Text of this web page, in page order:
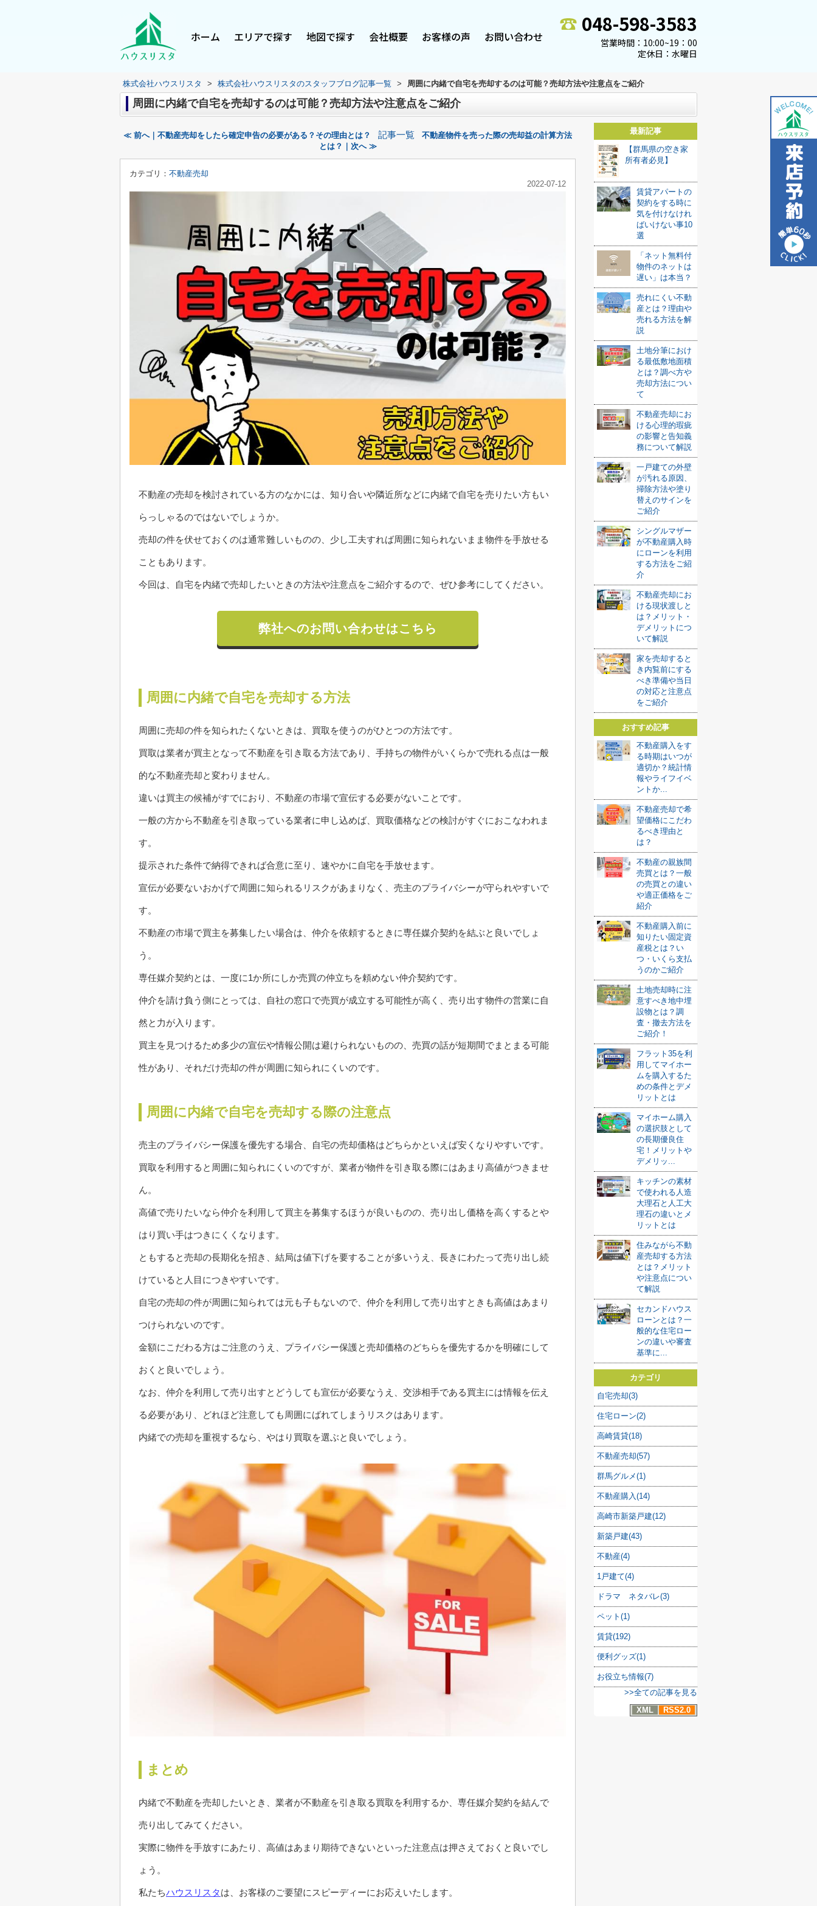
ホーム エリアで探す 地図で探す 会社概要 お客様の声 お問い合わせ
048-598-3583
営業時間：10:00~19：00
定休日：水曜日
株式会社ハウスリスタ > 株式会社ハウスリスタのスタッフブログ記事一覧 > 周囲に内緒で自宅を売却するのは可能？売却方法や注意点をご紹介
周囲に内緒で自宅を売却するのは可能？売却方法や注意点をご紹介
≪ 前へ｜不動産売却をしたら確定申告の必要がある？その理由とは？ 記事一覧
不動産物件を売った際の売却益の計算方法
とは？｜次へ ≫
カテゴリ： 不動産売却
2022-07-12
不動産の売却を検討されている方のなかには、知り合いや隣近所などに内緒で自宅を売りたい方もい
らっしゃるのではないでしょうか。
売却の件を伏せておくのは通常難しいものの、少し工夫すれば周囲に知られないまま物件を手放せる
こともあります。
今回は、自宅を内緒で売却したいときの方法や注意点をご紹介するので、ぜひ参考にしてください。
弊社へのお問い合わせはこちら
周囲に内緒で自宅を売却する方法
周囲に売却の件を知られたくないときは、買取を使うのがひとつの方法です。
買取は業者が買主となって不動産を引き取る方法であり、手持ちの物件がいくらかで売れる点は一般
的な不動産売却と変わりません。
違いは買主の候補がすでにおり、不動産の市場で宣伝する必要がないことです。
一般の方から不動産を引き取っている業者に申し込めば、買取価格などの検討がすぐにおこなわれま
す。
提示された条件で納得できれば合意に至り、速やかに自宅を手放せます。
宣伝が必要ないおかげで周囲に知られるリスクがあまりなく、売主のプライバシーが守られやすいで
す。
不動産の市場で買主を募集したい場合は、仲介を依頼するときに専任媒介契約を結ぶと良いでしょ
う。
専任媒介契約とは、一度に1か所にしか売買の仲立ちを頼めない仲介契約です。
仲介を請け負う側にとっては、自社の窓口で売買が成立する可能性が高く、売り出す物件の営業に自
然と力が入ります。
買主を見つけるため多少の宣伝や情報公開は避けられないものの、売買の話が短期間でまとまる可能
性があり、それだけ売却の件が周囲に知られにくいのです。
周囲に内緒で自宅を売却する際の注意点
売主のプライバシー保護を優先する場合、自宅の売却価格はどちらかといえば安くなりやすいです。
買取を利用すると周囲に知られにくいのですが、業者が物件を引き取る際にはあまり高値がつきませ
ん。
高値で売りたいなら仲介を利用して買主を募集するほうが良いものの、売り出し価格を高くするとや
はり買い手はつきにくくなります。
ともすると売却の長期化を招き、結局は値下げを要することが多いうえ、長きにわたって売り出し続
けていると人目につきやすいです。
自宅の売却の件が周囲に知られては元も子もないので、仲介を利用して売り出すときも高値はあまり
つけられないのです。
金額にこだわる方はご注意のうえ、プライバシー保護と売却価格のどちらを優先するかを明確にして
おくと良いでしょう。
なお、仲介を利用して売り出すとどうしても宣伝が必要なうえ、交渉相手である買主には情報を伝え
る必要があり、どれほど注意しても周囲にばれてしまうリスクはあります。
内緒での売却を重視するなら、やはり買取を選ぶと良いでしょう。
まとめ
内緒で不動産を売却したいとき、業者が不動産を引き取る買取を利用するか、専任媒介契約を結んで
売り出してみてください。
実際に物件を手放すにあたり、高値はあまり期待できないといった注意点は押さえておくと良いでし
ょう。
私たちハウスリスタは、お客様のご要望にスピーディーにお応えいたします。
最新記事
【群馬県の空き家
所有者必見】
賃貸アパートの
契約をする時に
気を付けなけれ
ばいけない事10
選
「ネット無料付
物件のネットは
遅い」は本当？
売れにくい不動
産とは？理由や
売れる方法を解
説
土地分筆におけ
る最低敷地面積
とは？調べ方や
売却方法につい
て
不動産売却にお
ける心理的瑕疵
の影響と告知義
務について解説
一戸建ての外壁
が汚れる原因、
掃除方法や塗り
替えのサインを
ご紹介
シングルマザー
が不動産購入時
にローンを利用
する方法をご紹
介
不動産売却にお
ける現状渡しと
は？メリット・
デメリットにつ
いて解説
家を売却すると
き内覧前にする
べき準備や当日
の対応と注意点
をご紹介
おすすめ記事
不動産購入をす
る時期はいつが
適切か？統計情
報やライフイベ
ントか...
不動産売却で希
望価格にこだわ
るべき理由と
は？
不動産の親族間
売買とは？一般
の売買との違い
や適正価格をご
紹介
不動産購入前に
知りたい固定資
産税とは？い
つ・いくら支払
うのかご紹介
土地売却時に注
意すべき地中埋
設物とは？調
査・撤去方法を
ご紹介！
フラット35を利
用してマイホー
ムを購入するた
めの条件とデメ
リットとは
マイホーム購入
の選択肢として
の長期優良住
宅！メリットや
デメリッ...
キッチンの素材
で使われる人造
大理石と人工大
理石の違いとメ
リットとは
住みながら不動
産売却する方法
とは？メリット
や注意点につい
て解説
セカンドハウス
ローンとは？一
般的な住宅ロー
ンの違いや審査
基準に...
カテゴリ
自宅売却(3)
住宅ローン(2)
高崎賃貸(18)
不動産売却(57)
群馬グルメ(1)
不動産購入(14)
高崎市新築戸建(12)
新築戸建(43)
不動産(4)
1戸建て(4)
ドラマ ネタバレ(3)
ペット(1)
賃貸(192)
便利グッズ(1)
お役立ち情報(7)
>>全ての記事を見る
XML
RSS2.0